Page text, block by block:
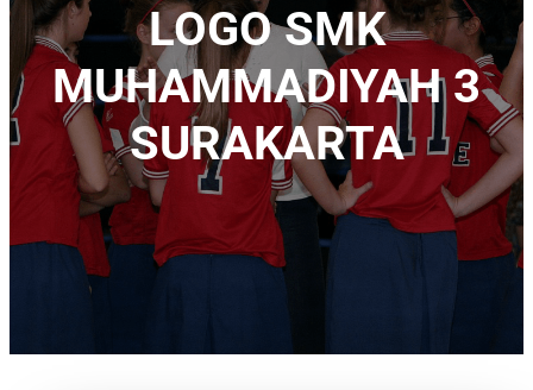
LOGO SMK
MUHAMMADIYAH 3
SURAKARTA